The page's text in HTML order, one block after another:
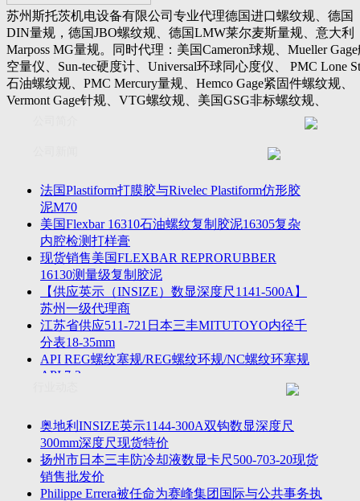
公司新闻
行业动态
设备展厅
资料下载
视频下载
资料下载
软件下载
苏州斯托茨机电设备有限公司专业代理德国进口螺纹规、德国
DIN量规，德国JBO螺纹规、德国LMW莱尔麦斯量规、意大利
Marposs MG量规。同时代理：美国Cameron球规、Mueller
空量仪、Sun-tec硬度计、Universal环球同心度仪、 PMC Lone
石油螺纹规、PMC Mercury量规、Hemco Gage紧固件螺纹规、
Vermont Gage针规、VTG螺纹规、美国GSG非标螺纹规、
Threadcheck航空螺纹规、 Westport医疗螺纹规、英国
惠氏螺纹规、Tru-thread石油螺纹规、美国Gagemaker单项仪，
士TESA测高仪、德国Mahr马尔粗糙度仪、数显深度尺、东精
影像仪、英国Zodiac gauge、英国Original Gauge螺纹规等。
法国Plastiform打膜胶与Rivelec Plastiform仿形胶
泥M70
美国Flexbar 16310石油螺纹复制胶泥16305复杂
内腔检测打样膏
现货销售美国FLEXBAR REPRORUBBER
16130测量级复制胶泥
【供应英示（INSIZE）数显深度尺1141-500A】
苏州一级代理商
江苏省供应511-721日本三丰MITUTOYO内径千
分表18-35mm
API REG螺纹塞规/REG螺纹环规/NC螺纹环塞规
API 7-2
苏州市万濠卧式投影仪CPJ-3020W/CPJ-4025W代
美国B2段差尺/间隙段差尺GAPSG/NMSG/GRIP-
004/CFM-095代理商
2023年美国Universal Punch圆度仪价格表，国产
定制跳动量仪
波音一季度营收增近三成超预期，近五年季度交
奥地利INSIZE英示1144-300A双钩数显深度尺
300mm深度尺现货特价
扬州市日本三丰防冷却液数显卡尺500-703-20现货
销售批发价
Philippe Errera被任命为赛峰集团国际与公共事务执